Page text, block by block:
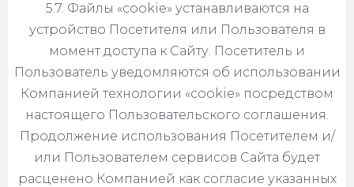
5.7. Файлы «cookie» устанавливаются на
устройство Посетителя или Пользователя в
момент доступа к Сайту. Посетитель и
Пользователь уведомляются об использовании
Компанией технологии «cookie» посредством
настоящего Пользовательского соглашения.
Продолжение использования Посетителем и/
или Пользователем сервисов Сайта будет
расценено Компанией как согласие указанных